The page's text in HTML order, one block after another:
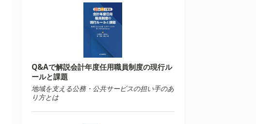
Q&Aで解説会計年度任用職員制度の現行ル
ールと課題
地域を支える公務・公共サービスの担い手のあ
り方とは